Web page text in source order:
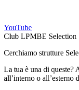
YouTube
Club LPMBE Selection
Cerchiamo strutture
La tua è una di queste?
all’interno o all’esterno